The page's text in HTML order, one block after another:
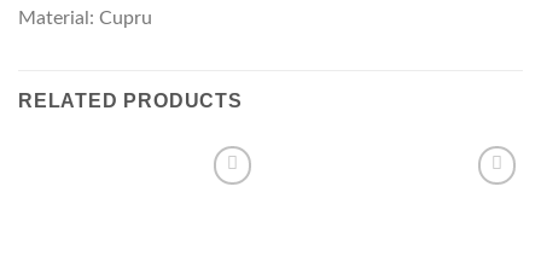
Material: Cupru
RELATED PRODUCTS